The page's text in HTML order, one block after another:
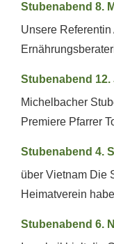
Stubenabend 8.
Unsere
Stubenabend 12.
Michelbacher
Premiere Pfarrer
Stubenabend 4.
über Vietnam Die
Heimatverein
Stubenabend 6.